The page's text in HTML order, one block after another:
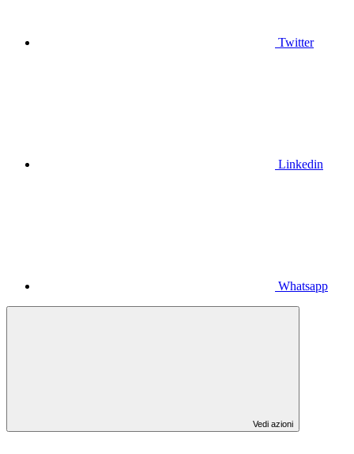
Twitter
Linkedin
Whatsapp
Vedi azioni